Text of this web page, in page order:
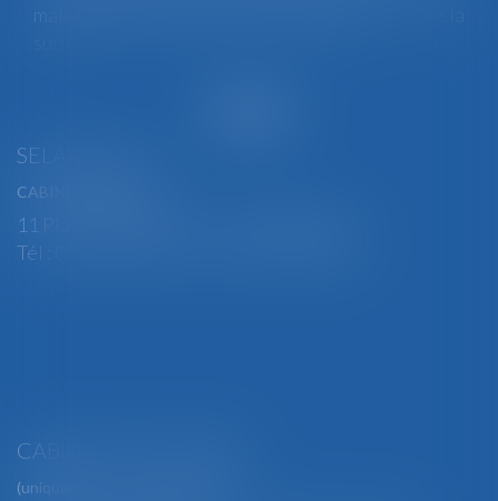
maladie seront plafonnés comme jamais...
SELARL BGBJ
CABINET PRINCIPAL
11 Place Edmond Henry - 88000 ÉPINAL
Tél : 03 29 82 29 04 - Fax : 03 29 64 06 84
CABINET SECONDAIRE
(uniquement sur rendez-vous)